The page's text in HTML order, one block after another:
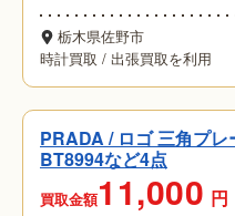
栃木県佐野市
時計買取 / 出張買取を利用
PRADA / ロゴ 三角プ
BT8994など4点
買取金額11,000 円